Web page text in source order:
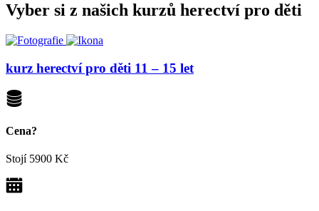
Vyber si z našich kurzů herectví pro děti
kurz herectví pro děti 11 – 15 let
Cena?
Stojí 5900 Kč